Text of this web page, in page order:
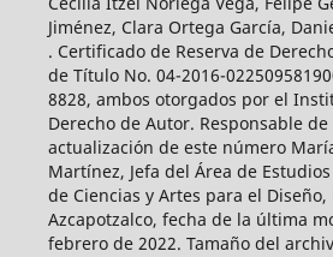
Jiménez, Clara Ortega García,
. Certificado de Reserva de
de Título No. 04-2016-
8828, ambos otorgados por el
Derecho de Autor. Responsable
actualización de este número
Martínez, Jefa del Área de
de Ciencias y Artes para el Diseño,
Azcapotzalco, fecha de la última
febrero de 2022. Tamaño del